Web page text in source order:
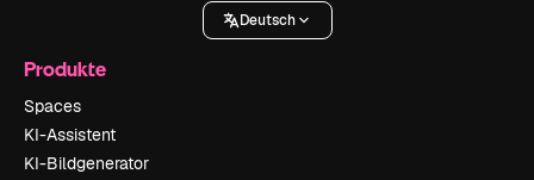
Deutsch
Produkte
Spaces
KI-Assistent
KI-Bildgenerator